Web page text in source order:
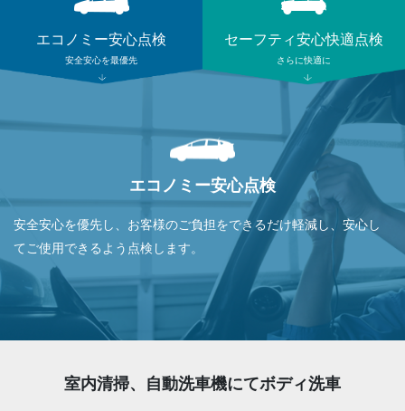
エコノミー安心点検
安全安心を最優先
セーフティ安心快適点検
さらに快適に
エコノミー安心点検
安全安心を優先し、お客様のご負担をできるだけ軽減し、安心し
てご使用できるよう点検します。
室内清掃、自動洗車機にてボディ洗車